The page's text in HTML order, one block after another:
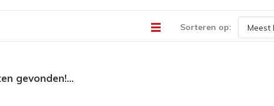
Sorteren op:
gevonden!...